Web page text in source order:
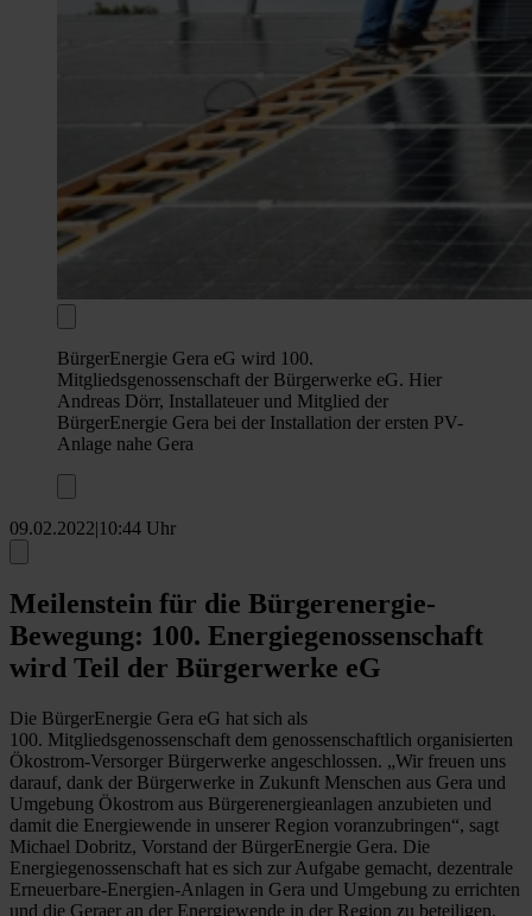
BürgerEnergie Gera eG wird 100.
Mitgliedsgenossenschaft der Bürgerwerke eG. Hier
Andreas Dörr, Installateuer und Mitglied der
BürgerEnergie Gera bei der Installation der ersten PV-
Anlage nahe Gera
09.02.2022|10:44 Uhr
Meilenstein für die Bürgerenergie-
Bewegung: 100. Energie­genossenschaft
wird Teil der Bürgerwerke eG
Die BürgerEnergie Gera eG hat sich als
100. Mitgliedsgenossenschaft dem genossenschaftlich organisierten
Ökostrom-Versorger Bürgerwerke angeschlossen. „Wir freuen uns
darauf, dank der Bürgerwerke in Zukunft Menschen aus Gera und
Umgebung Ökostrom aus Bürgerenergieanlagen anzubieten und
damit die Energiewende in unserer Region voranzubringen“, sagt
Michael Dobritz, Vorstand der BürgerEnergie Gera. Die
Energiegenossenschaft hat es sich zur Aufgabe gemacht, dezentrale
Erneuerbare-Energien-Anlagen in Gera und Umgebung zu errichten
und die Geraer an der Energiewende in der Region zu beteiligen.